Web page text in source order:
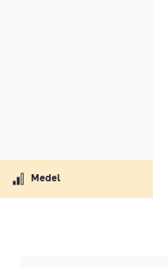
Medel